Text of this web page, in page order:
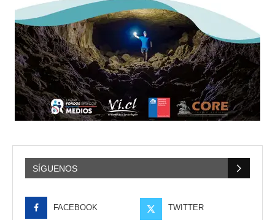
SÍGUENOS
FACEBOOK TWITTER